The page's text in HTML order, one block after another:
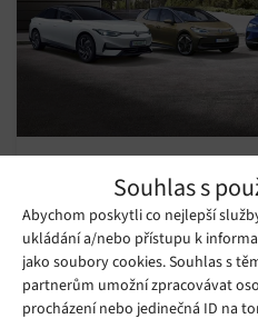
Souhlas s
Abychom poskytli co nejlepší
ukládání a/nebo přístupu k
jako soubory cookies. Souhlas s
partnerům umožní zpracovávat
procházení nebo jedinečná ID na
elektromobilů
Čtvrtek 02. 01. 2025 Samuel
Podle zprávy německého
Spiegel byly po několik měsíců
informace o poloze přibližně